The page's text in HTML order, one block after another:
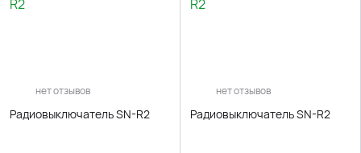
нет отзывов
Радиовыключатель SN-R2
нет отзывов
Радиовыключатель SN-R2